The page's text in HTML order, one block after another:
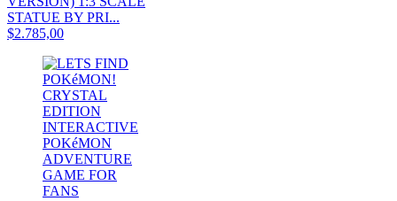
STATUE BY PRI...
$2.785,00